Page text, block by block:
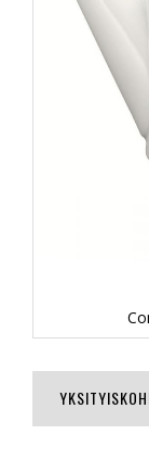
to
beginning
of